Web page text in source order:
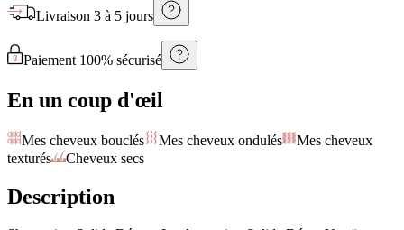
Livraison 3 à 5 jours
Paiement 100% sécurisé
En un coup d'œil
Mes cheveux bouclés Mes cheveux ondulés
Mes cheveux
texturés
Cheveux secs
Description